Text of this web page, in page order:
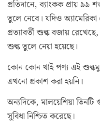
প্রতিদানে, ব্যাংকক প্রায় ৯৯
তুলে নেবে। যদিও
প্রত্যাবর্তী শুল্ক বজায়
শুল্ক তুলে নেয়া হয়েছে।
কোন কোন থাই পণ্য এই
এখনো প্রকাশ করা হয়নি।
অন্যদিকে, মালয়েশিয়া
সুবিধা নিশ্চিত করেছে।